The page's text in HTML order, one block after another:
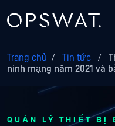
Trang chủ / Tin tức /
ninh mạng năm 2021 và
QUẢN LÝ THIẾT BỊ